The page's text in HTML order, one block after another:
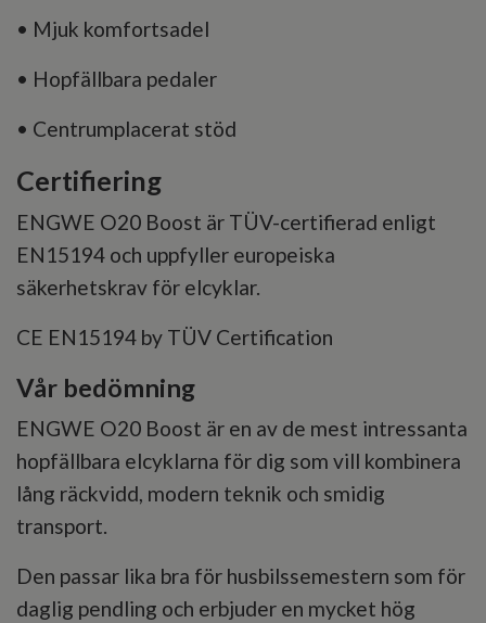
• Mjuk komfortsadel
• Hopfällbara pedaler
• Centrumplacerat stöd
Certifiering
ENGWE O20 Boost är TÜV-certifierad enligt
EN15194 och uppfyller europeiska
säkerhetskrav för elcyklar.
CE EN15194 by TÜV Certification
Vår bedömning
ENGWE O20 Boost är en av de mest intressanta
hopfällbara elcyklarna för dig som vill kombinera
lång räckvidd, modern teknik och smidig
transport.
Den passar lika bra för husbilssemestern som för
daglig pendling och erbjuder en mycket hög